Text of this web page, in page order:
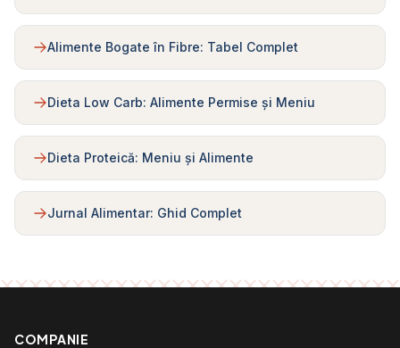
Alimente Bogate în Fibre: Tabel Complet
Dieta Low Carb: Alimente Permise și Meniu
Dieta Proteică: Meniu și Alimente
Jurnal Alimentar: Ghid Complet
COMPANIE